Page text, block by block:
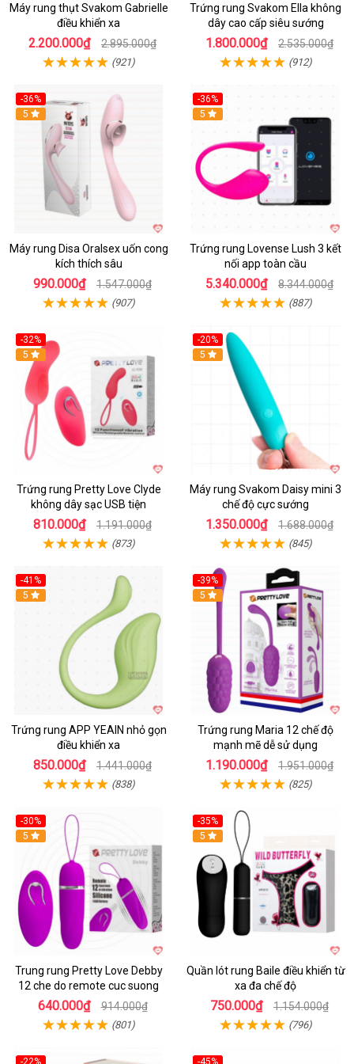
Máy rung thụt Svakom Gabrielle
điều khiển xa
2.200.000₫ 2.895.000₫
(921)
Trứng rung Svakom Ella không
dây cao cấp siêu sướng
1.800.000₫ 2.535.000₫
(912)
-36%
5
Máy rung Disa Oralsex uốn cong
kích thích sâu
990.000₫ 1.547.000₫
(907)
-36%
Hot
5
Trứng rung Lovense Lush 3 kết
nối app toàn cầu
5.340.000₫ 8.344.000₫
(887)
-32%
5
Trứng rung Pretty Love Clyde
không dây sạc USB tiện
810.000₫ 1.191.000₫
(873)
-20%
5
Máy rung Svakom Daisy mini 3
chế độ cực sướng
1.350.000₫ 1.688.000₫
(845)
-41%
Hot
5
Trứng rung APP YEAIN nhỏ gọn
điều khiển xa
850.000₫ 1.441.000₫
(838)
-39%
Hot
5
Trứng rung Maria 12 chế độ
mạnh mẽ dễ sử dụng
1.190.000₫ 1.951.000₫
(825)
-30%
Hot
5
Trung rung Pretty Love Debby
12 che do remote cuc suong
640.000₫ 914.000₫
(801)
-35%
Hot
5
Quần lót rung Baile điều khiển từ
xa đa chế độ
750.000₫ 1.154.000₫
(796)
-22%
-45%